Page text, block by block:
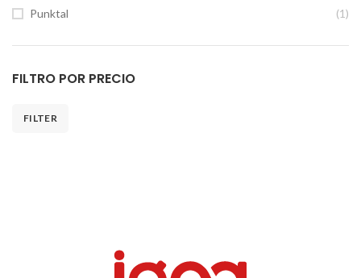
Punktal
(1)
FILTRO POR PRECIO
FILTER